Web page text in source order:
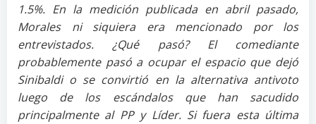
1.5%. En la medición publicada en abril pasado,
Morales ni siquiera era mencionado por los
entrevistados. ¿Qué pasó? El comediante
probablemente pasó a ocupar el espacio que dejó
Sinibaldi o se convirtió en la alternativa antivoto
luego de los escándalos que han sacudido
principalmente al PP y Líder. Si fuera esta última